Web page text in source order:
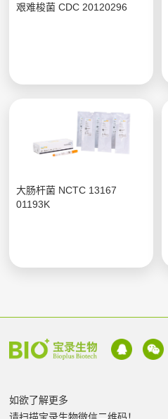
艰难梭菌 CDC 20120296
大肠杆菌 NCTC 13167
01193K
如欲了解更多